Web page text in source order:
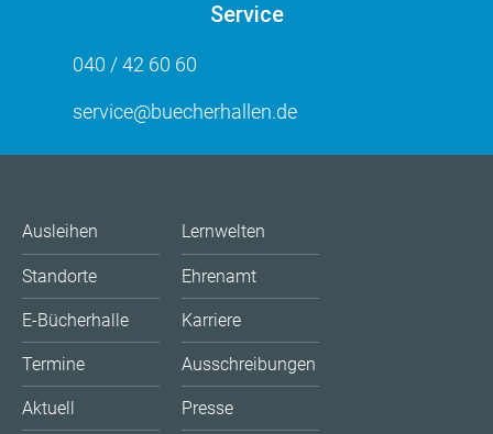
Service
040 / 42 60 60
service@buecherhallen.de
Ausleihen
Standorte
E-Bücherhalle
Termine
Aktuell
Lernwelten
Ehrenamt
Karriere
Ausschreibungen
Presse